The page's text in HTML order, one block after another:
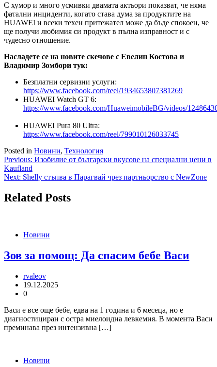
С хумор и много усмивки двамата актьори показват, че няма
фатални инциденти, когато става дума за продуктите на
HUAWEI и всеки техен притежател може да бъде спокоен, че
ще получи любимия си продукт в пълна изправност и с
чудесно отношение.
Насладете се на новите скечове с Евелин Костова и
Владимир Зомбори тук:
Безплатни сервизни услуги:
https://www.facebook.com/reel/1934653807381269
HUAWEI Watch GT 6:
https://www.facebook.com/HuaweimobileBG/videos/
HUAWEI Pura 80 Ultra:
https://www.facebook.com/reel/799010126033745
Posted in Новини, Технология
Навигация
Previous: Изобилие от български вкусове на специални цени в
Kaufland
Next: Shelly стъпва в Парагвай чрез партньорство с NewZone
Related Posts
Новини
Зов за помощ: Да спасим бебе Васи
rvaleov
19.12.2025
0
Васи е все още бебе, едва на 1 година и 6 месеца, но е
диагностициран с остра миелоидна левкемия. В момента Васи
преминава през интензивна […]
Новини